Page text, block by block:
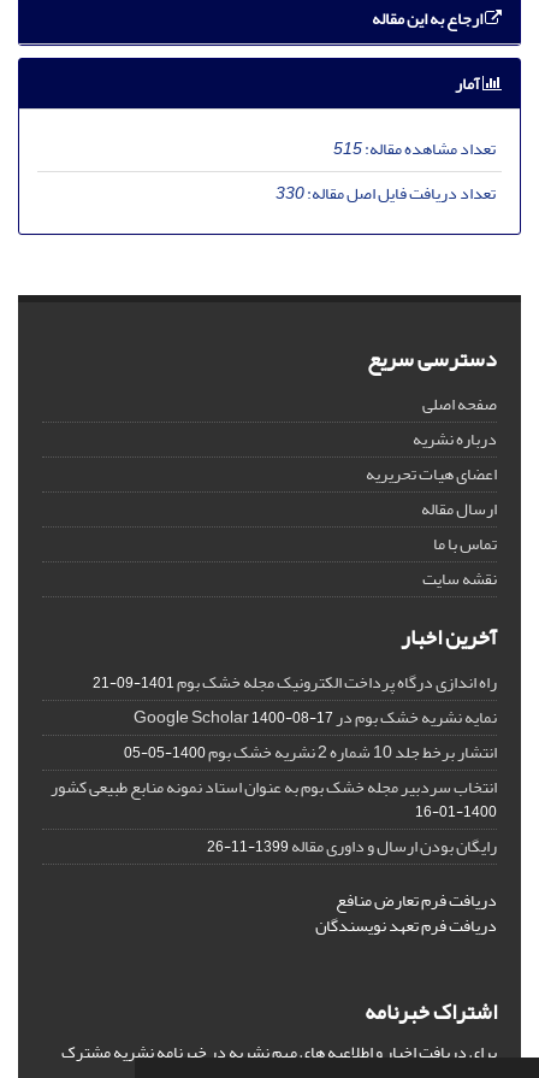
ارجاع به این مقاله
آمار
تعداد مشاهده مقاله:515
تعداد دریافت فایل اصل مقاله:330
دسترسی سریع
صفحه اصلی
درباره نشریه
اعضای هیات تحریریه
ارسال مقاله
تماس با ما
نقشه سایت
آخرین اخبار
راه اندازی درگاه پرداخت الکترونیک مجله خشک بوم1401-09-21
نمایه نشریه خشک بوم در Google Scholar1400-08-17
انتشار برخط جلد 10 شماره 2 نشریه خشک بوم 1400-05-05
انتخاب سردبیر مجله خشک بوم به عنوان استاد نمونه منابع طبیعی کشور
1400-01-16
رایگان بودن ارسال و داوری مقاله1399-11-26
دریافت فرم تعارض منافع
دریافت فرم تعهد نویسندگان
اشتراک خبرنامه
برای دریافت اخبار و اطلاعیه های مهم نشریه در خبرنامه نشریه مشترک